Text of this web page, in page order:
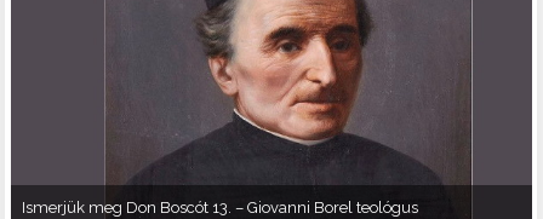
Ismerjük meg Don Boscót 13. – Giovanni Borel teológus